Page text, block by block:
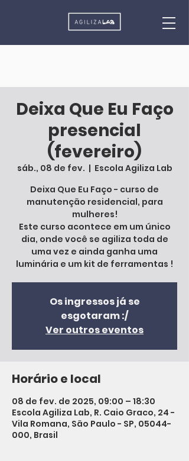
Deixa Que Eu Faço
presencial
(fevereiro)
sáb., 08 de fev.
  |
Escola Agiliza Lab
Deixa Que Eu Faço - curso de
manutenção residencial, para
mulheres!
Este curso acontece em um único
dia, onde você se agiliza toda de
uma vez e ainda ganha uma
luminária e um kit de ferramentas !
Os ingressos já se
esgotaram :/
Ver outros eventos
Horário e local
08 de fev. de 2025, 09:00 – 18:30
Escola Agiliza Lab, R. Caio Graco, 24 -
Vila Romana, São Paulo - SP, 05044-
000, Brasil